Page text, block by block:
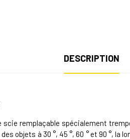
DESCRIPTION
scie remplaçable spécialement
objets à 30 °, 45 °, 60 ° et 90 °,